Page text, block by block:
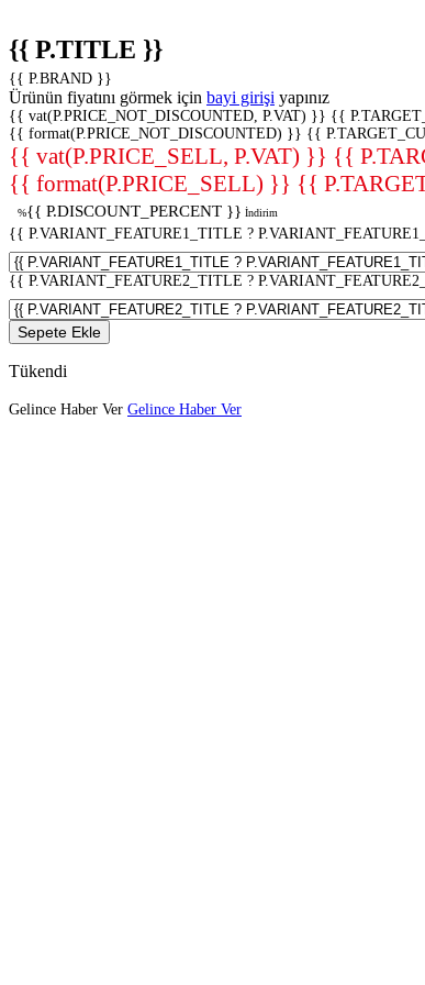
{{ P.TITLE }}
{{ P.BRAND }}
Ürünün fiyatını görmek için bayi girişi yapınız
{{ vat(P.PRICE_NOT_DISCOUNTED, P.VAT) }} {{
{{ format(P.PRICE_NOT_DISCOUNTED) }} {{
{{ vat(P.PRICE_SELL, P.VAT) }} {{
{{ format(P.PRICE_SELL) }} {{
%{{ P.DISCOUNT_PERCENT }} İndirim
{{ P.VARIANT_FEATURE1_TITLE ?
{{ P.VARIANT_FEATURE2_TITLE ?
Sepete Ekle
Tükendi
Gelince Haber Ver Gelince Haber Ver